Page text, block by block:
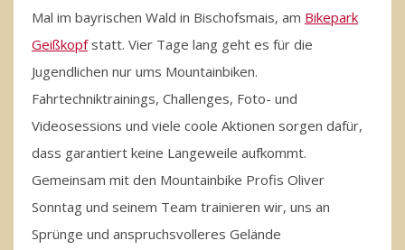
Mal im bayrischen Wald in Bischofsmais, am Bikepark
Geißkopfstatt. Vier Tage lang geht es für die
Jugendlichen nur ums Mountainbiken.
Fahrtechniktrainings, Challenges, Foto- und
Videosessions und viele coole Aktionen sorgen dafür,
dass garantiert keine Langeweile aufkommt.
Gemeinsam mit den Mountainbike Profis Oliver
Sonntag und seinem Team trainieren wir, uns an
Sprünge und anspruchsvolleres Gelände